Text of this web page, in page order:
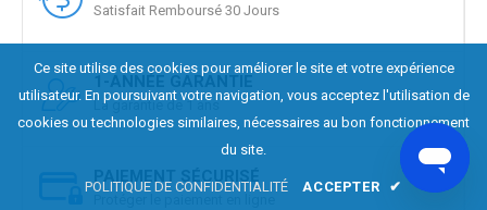
Satisfait Remboursé 30 Jours
1-ANNÉE GARANTIE
La garantie de 1 ans
Ce site utilise des cookies pour améliorer le site et votre expérience
utilisateur. En poursuivant votre navigation, vous acceptez l'utilisation de
cookies ou technologies similaires, nécessaires au bon fonctionnement
du site.
POLITIQUE DE CONFIDENTIALITÉ ACCEPTER ✔